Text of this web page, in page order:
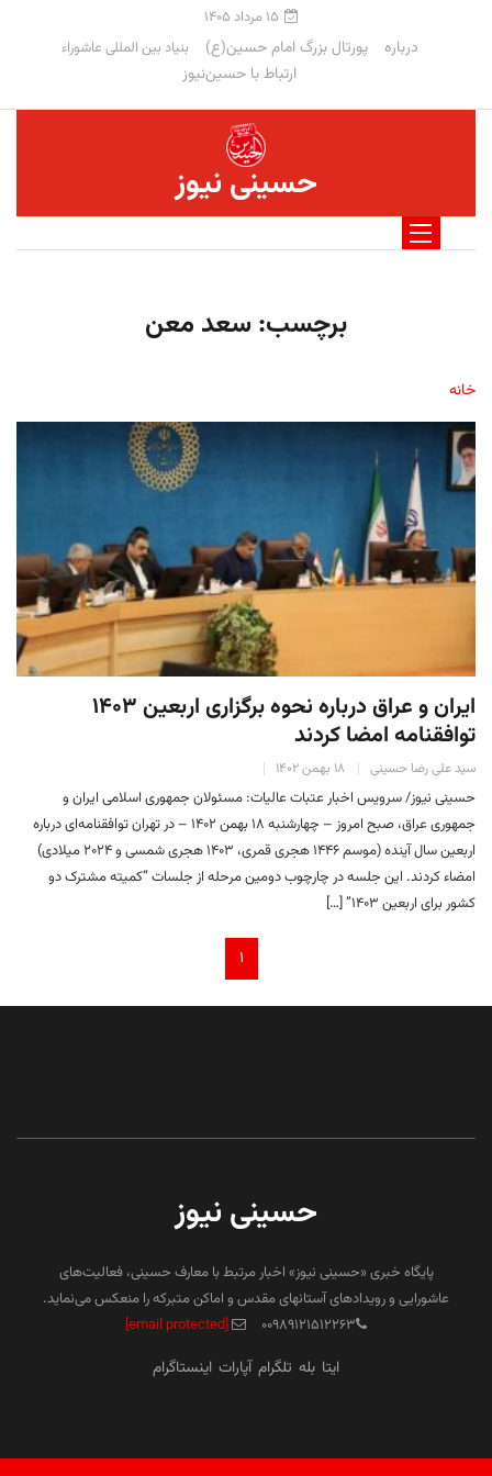
۱۵ مرداد ۱۴۰۵
درباره پورتال بزرگ امام حسین(ع) بنیاد بین المللی عاشوراء
ارتباط با حسین‌نیوز
حسینی نیوز
برچسب:سعد معن
خانه
ایران و عراق درباره نحوه برگزاری اربعین ۱۴۰۳
توافقنامه امضا کردند
سید علی رضا حسینی ۱۸ بهمن ۱۴۰۲
حسینی نیوز/ سرویس اخبار عتبات عالیات: مسئولان جمهوری اسلامی ایران و
جمهوری عراق، صبح امروز – چهارشنبه ۱۸ بهمن ۱۴۰۲ – در تهران توافقنامه‌ای درباره
اربعین سال آینده (موسم ۱۴۴۶ هجری قمری، ۱۴۰۳ هجری شمسی و ۲۰۲۴ میلادی)
امضاء کردند. این جلسه در چارچوب دومین مرحله از جلسات “کمیته مشترک دو
کشور برای اربعین ۱۴۰۳” […]
۱
حسینی نیوز
پایگاه خبری «حسینی نیوز» اخبار مرتبط با معارف حسینی، فعالیت‌های
عاشورایی و رویدادهای آستانهای مقدس و اماکن متبرکه را منعکس می‌نماید.
۰۰۹۸۹۱۲۱۵۱۲۲۶۳
[email protected]
ایتا بله تلگرام آپارات اینستاگرام